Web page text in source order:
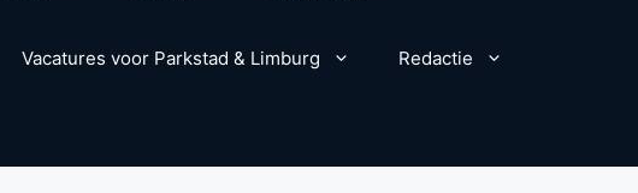
Vacatures voor Parkstad & Limburg Redactie